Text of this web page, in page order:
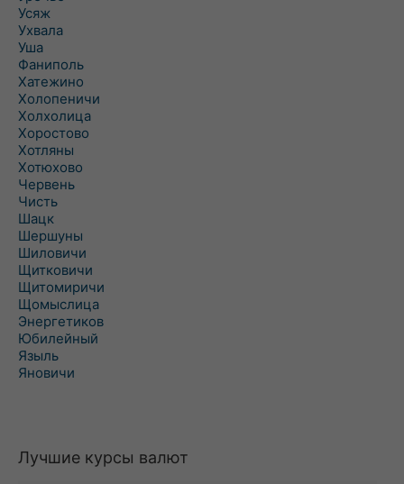
Усяж
Ухвала
Уша
Фаниполь
Хатежино
Холопеничи
Холхолица
Хоростово
Хотляны
Хотюхово
Червень
Чисть
Шацк
Шершуны
Шиловичи
Щитковичи
Щитомиричи
Щомыслица
Энергетиков
Юбилейный
Языль
Яновичи
Лучшие курсы валют